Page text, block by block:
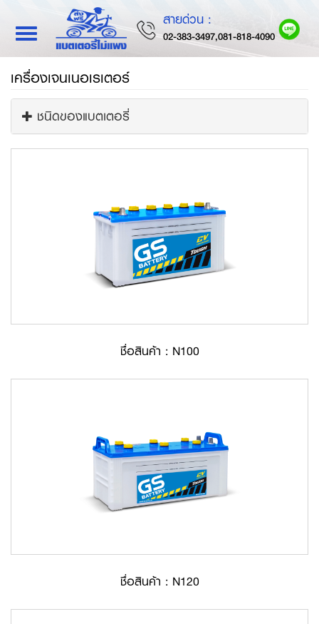
Toggle
navigation
สายด่วน :
02-383-3497,081-818-4090
เครื่องเจนเนอเรเตอร์
ชนิดของแบตเตอรี่
ชื่อสินค้า : N100
ชื่อสินค้า : N120